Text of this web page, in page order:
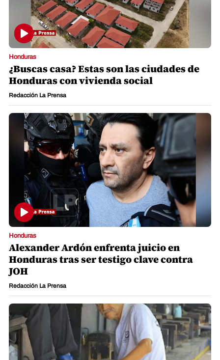
Honduras
¿Buscas casa? Estas son las ciudades de
Honduras con vivienda social
Redacción La Prensa
Honduras
Alexander Ardón enfrenta juicio en
Honduras tras ser testigo clave contra
JOH
Redacción La Prensa